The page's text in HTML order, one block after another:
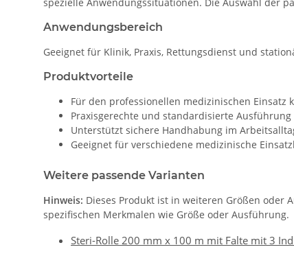
Anwendungsbereich
Geeignet für Klinik, Praxis, Rettungsdienst und
Produktvorteile
Für den professionellen medizinischen Einsatz
Praxisgerechte und standardisierte Ausführung
Unterstützt sichere Handhabung im
Geeignet für verschiedene medizinische
Weitere passende Varianten
Hinweis: Dieses Produkt ist in weiteren Größen
spezifischen Merkmalen wie Größe oder Ausführung.
Steri-Rolle 200 mm x 100 m mit Falte mit 3